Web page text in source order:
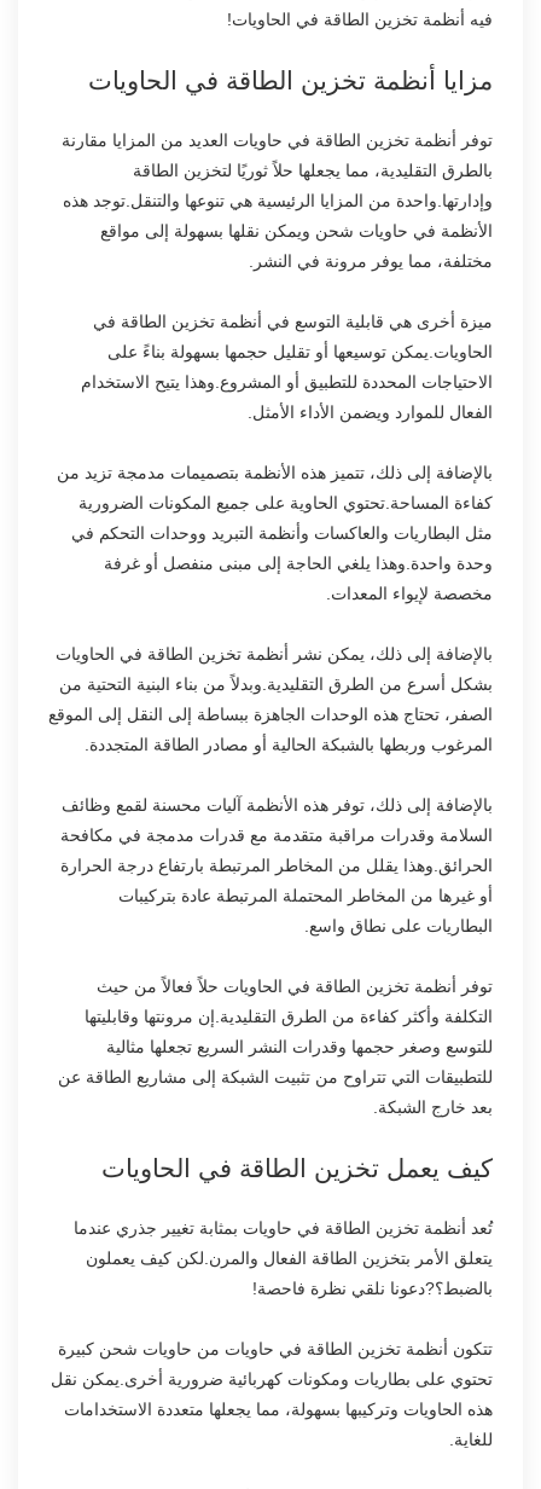
فيه أنظمة تخزين الطاقة في الحاويات!
مزايا أنظمة تخزين الطاقة في الحاويات
توفر أنظمة تخزين الطاقة في حاويات العديد من المزايا مقارنة
بالطرق التقليدية، مما يجعلها حلاً ثوريًا لتخزين الطاقة
وإدارتها.واحدة من المزايا الرئيسية هي تنوعها والتنقل.توجد هذه
الأنظمة في حاويات شحن ويمكن نقلها بسهولة إلى مواقع
مختلفة، مما يوفر مرونة في النشر.
ميزة أخرى هي قابلية التوسع في أنظمة تخزين الطاقة في
الحاويات.يمكن توسيعها أو تقليل حجمها بسهولة بناءً على
الاحتياجات المحددة للتطبيق أو المشروع.وهذا يتيح الاستخدام
الفعال للموارد ويضمن الأداء الأمثل.
بالإضافة إلى ذلك، تتميز هذه الأنظمة بتصميمات مدمجة تزيد من
كفاءة المساحة.تحتوي الحاوية على جميع المكونات الضرورية
مثل البطاريات والعاكسات وأنظمة التبريد ووحدات التحكم في
وحدة واحدة.وهذا يلغي الحاجة إلى مبنى منفصل أو غرفة
مخصصة لإيواء المعدات.
بالإضافة إلى ذلك، يمكن نشر أنظمة تخزين الطاقة في الحاويات
بشكل أسرع من الطرق التقليدية.وبدلاً من بناء البنية التحتية من
الصفر، تحتاج هذه الوحدات الجاهزة ببساطة إلى النقل إلى الموقع
المرغوب وربطها بالشبكة الحالية أو مصادر الطاقة المتجددة.
بالإضافة إلى ذلك، توفر هذه الأنظمة آليات محسنة لقمع وظائف
السلامة وقدرات مراقبة متقدمة مع قدرات مدمجة في مكافحة
الحرائق.وهذا يقلل من المخاطر المرتبطة بارتفاع درجة الحرارة
أو غيرها من المخاطر المحتملة المرتبطة عادة بتركيبات
البطاريات على نطاق واسع.
توفر أنظمة تخزين الطاقة في الحاويات حلاً فعالاً من حيث
التكلفة وأكثر كفاءة من الطرق التقليدية.إن مرونتها وقابليتها
للتوسع وصغر حجمها وقدرات النشر السريع تجعلها مثالية
للتطبيقات التي تتراوح من تثبيت الشبكة إلى مشاريع الطاقة عن
بعد خارج الشبكة.
كيف يعمل تخزين الطاقة في الحاويات
تُعد أنظمة تخزين الطاقة في حاويات بمثابة تغيير جذري عندما
يتعلق الأمر بتخزين الطاقة الفعال والمرن.لكن كيف يعملون
بالضبط؟?دعونا نلقي نظرة فاحصة!
تتكون أنظمة تخزين الطاقة في حاويات من حاويات شحن كبيرة
تحتوي على بطاريات ومكونات كهربائية ضرورية أخرى.يمكن نقل
هذه الحاويات وتركيبها بسهولة، مما يجعلها متعددة الاستخدامات
للغاية.